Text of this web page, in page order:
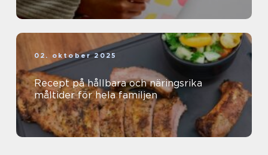
02. oktober 2025
Recept på hållbara och näringsrika
måltider för hela familjen